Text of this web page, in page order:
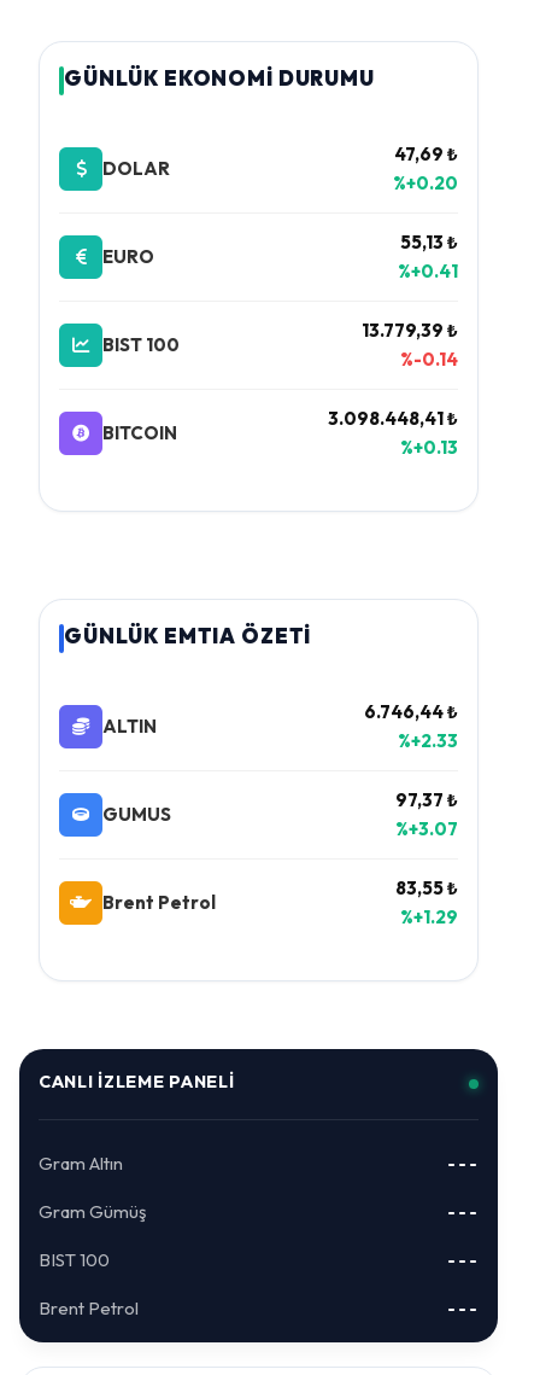
GÜNLÜK EKONOMİ DURUMU
DOLAR
47,69 ₺
%+0.20
EURO
55,13 ₺
%+0.41
BIST 100
13.779,39 ₺
%-0.14
BITCOIN
3.098.448,41 ₺
%+0.13
GÜNLÜK EMTIA ÖZETİ
ALTIN
6.746,44 ₺
%+2.33
GUMUS
97,37 ₺
%+3.07
Brent Petrol
83,55 ₺
%+1.29
CANLI İZLEME PANELI
Gram Altın ---
Gram Gümüş ---
BIST 100 ---
Brent Petrol ---